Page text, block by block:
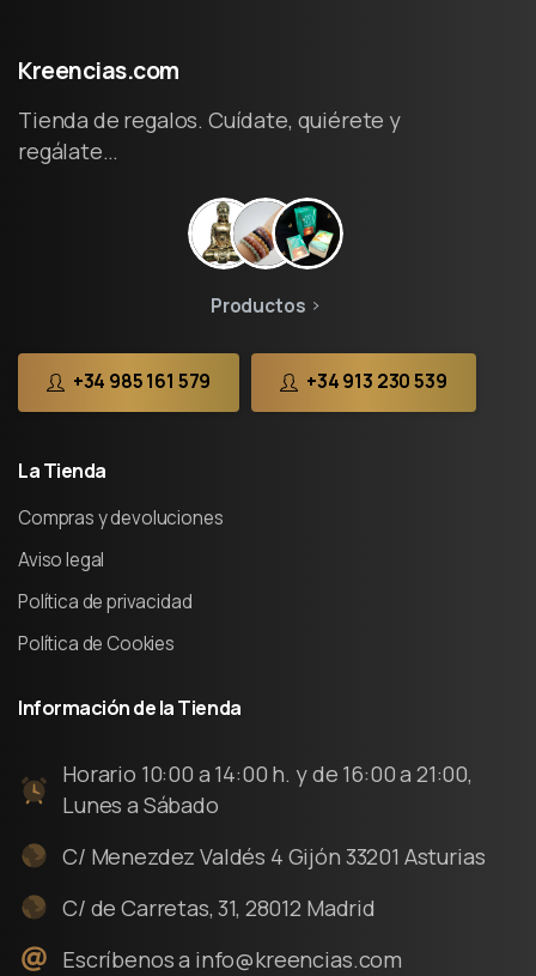
Kreencias.com
Tienda de regalos. Cuídate, quiérete y
regálate…
Productos
+34 985 161 579 +34 913 230 539
LaTienda
Compras y devoluciones
Aviso legal
Política de privacidad
Política de Cookies
InformacióndelaTienda
Horario 10:00 a 14:00 h. y de 16:00 a 21:00,
Lunes a Sábado
C/ Menezdez Valdés 4 Gijón 33201 Asturias
C/ de Carretas, 31, 28012 Madrid
Escríbenos a info@kreencias.com